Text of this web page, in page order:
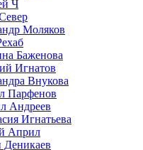
Ч
Моляков
Баженова
Игнатов
Внукова
Парфенов
Андреев
Игнатьева
Април
Деникаев